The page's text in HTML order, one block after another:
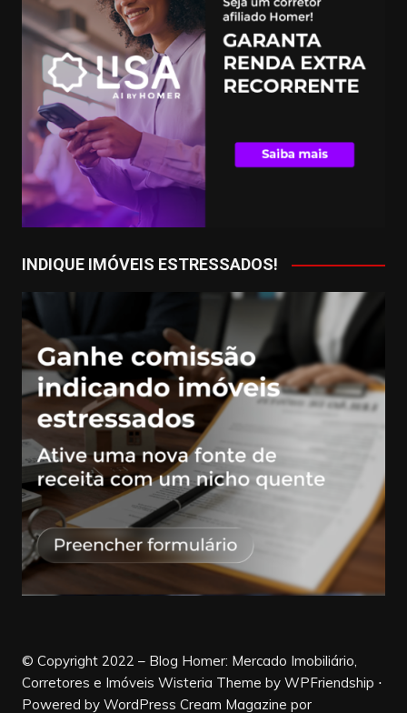
INDIQUE IMÓVEIS ESTRESSADOS!
© Copyright 2022 – Blog Homer: Mercado Imobiliário,
Corretores e Imóveis Wisteria Theme by WPFriendship ⋅
Powered by WordPress Cream Magazine por